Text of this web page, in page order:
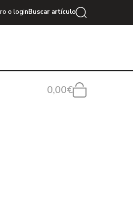
o loginBuscar artículo
0,00€